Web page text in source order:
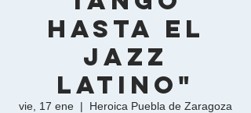
hasta el
Jazz
Latino"
vie, 17 ene
  |
Heroica Puebla de Zaragoza